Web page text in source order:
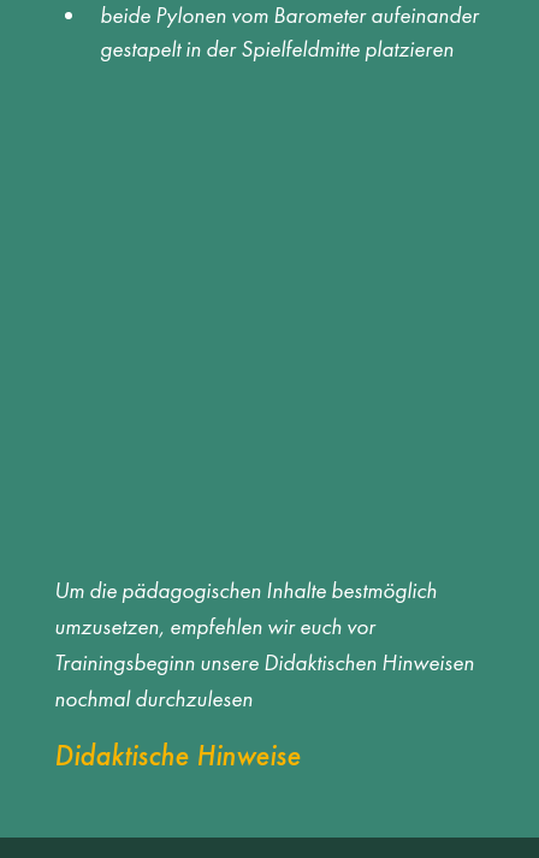
beide Pylonen vom Barometer aufeinander
gestapelt in der Spielfeldmitte platzieren
Um die pädagogischen Inhalte bestmöglich
umzusetzen, empfehlen wir euch vor
Trainingsbeginn unsere Didaktischen Hinweisen
nochmal durchzulesen
Didaktische Hinweise